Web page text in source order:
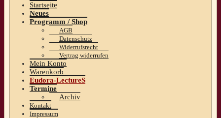
Startseite
Neues
Programm / Shop
AGB
Datenschutz
Widerrufsrecht
Vertrag widerrufen
Mein Konto
Warenkorb
Eudora-LectureS
Termine
Archiv
Kontakt
Impressum